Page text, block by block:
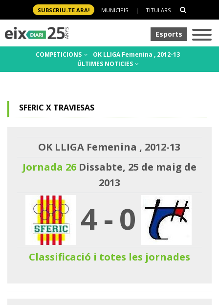
SUBSCRIU-TE ARA! MUNICIPIS | TITULARS
Esports
COMPETICIONS
OK LLIGA Femenina , 2012-13
ÚLTIMES NOTICIES
SFERIC X TRAVIESAS
OK LLIGA Femenina , 2012-13
Jornada 26Dissabte, 25 de maig de
2013
4-0
Classificació i totes les jornades